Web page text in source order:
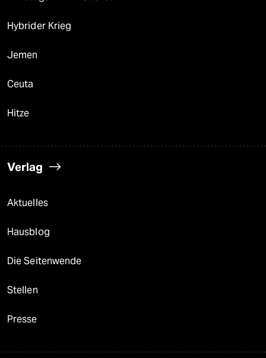
Hybrider Krieg
Jemen
Ceuta
Hitze
Verlag
Aktuelles
Hausblog
Die Seitenwende
Stellen
Presse